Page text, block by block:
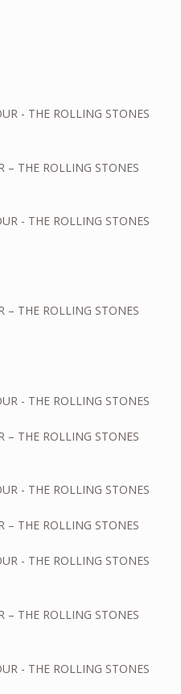
– THE ROLLING STONES
– THE ROLLING STONES
– THE ROLLING STONES
– THE ROLLING STONES
– THE ROLLING STONES